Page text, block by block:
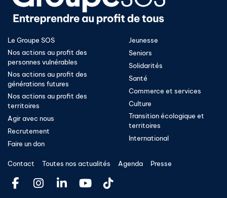
Le Groupe SOS
Nos actions au profit des
personnes vulnérables
Nos actions au profit des
générations futures
Nos actions au profit des
territoires
Agir avec nous
Recrutement
Faire un don
Jeunesse
Seniors
Solidarités
Santé
Commerce et services
Culture
Transition écologique et
territoires​
International
Contact Toutes nos actualités Agenda Presse